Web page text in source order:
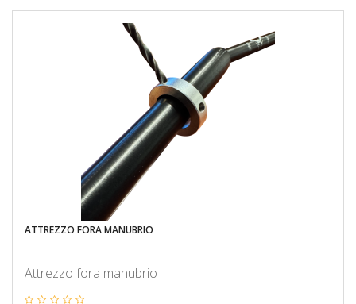
ATTREZZO FORA MANUBRIO
Attrezzo fora manubrio